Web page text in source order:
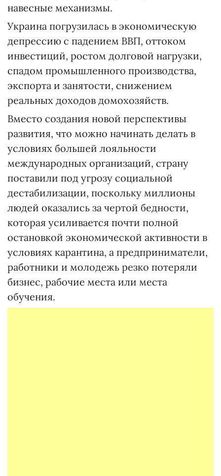
навесные механизмы.
Украина погрузилась в экономическую
депрессию с падением ВВП, оттоком
инвестиций, ростом долговой нагрузки,
спадом промышленного производства,
экспорта и занятости, снижением
реальных доходов домохозяйств.
Вместо создания новой перспективы
развития, что можно начинать делать в
условиях большей лояльности
международных организаций, страну
поставили под угрозу социальной
дестабилизации, поскольку миллионы
людей оказались за чертой бедности,
которая усиливается почти полной
остановкой экономической активности в
условиях карантина, а предприниматели,
работники и молодежь резко потеряли
бизнес, рабочие места или места
обучения.